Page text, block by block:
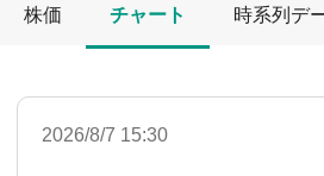
株価 チャート 時系列デ
2026/8/7 15:30